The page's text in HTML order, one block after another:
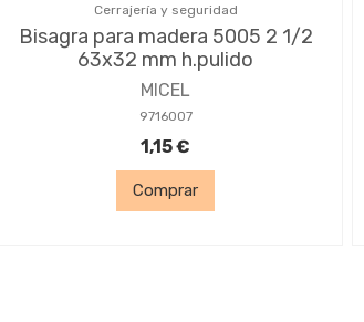
Cerrajería y seguridad
Bisagra para madera 5005 2 1/2
63x32 mm h.pulido
MICEL
9716007
1,15 €
Comprar